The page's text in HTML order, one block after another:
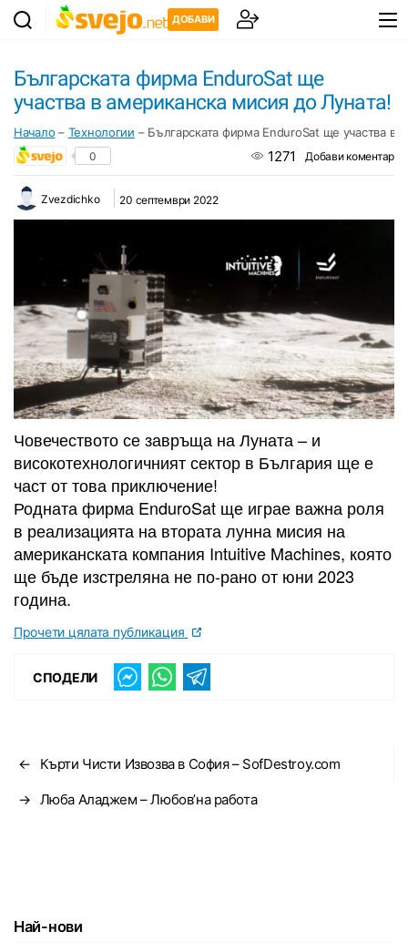
ДОБАВИ
Българската фирма EnduroSat ще
участва в американска мисия до Луната!
Начало – Технологии – Българската фирма EnduroSat ще участва в
0 1271 Добави коментар
Zvezdichko 20 септември 2022
Човечеството се завръща на Луната – и
високотехнологичният сектор в България ще е
част от това приключение!
Родната фирма EnduroSat ще играе важна роля
в реализацията на втората лунна мисия на
американската компания Intuitive Machines, която
ще бъде изстреляна не по-рано от юни 2023
година.
Прочети цялата публикация
СПОДЕЛИ
← Кърти Чисти Извозва в София – SofDestroy.com
→ Люба Аладжем – Любов’на работа
Най-нови